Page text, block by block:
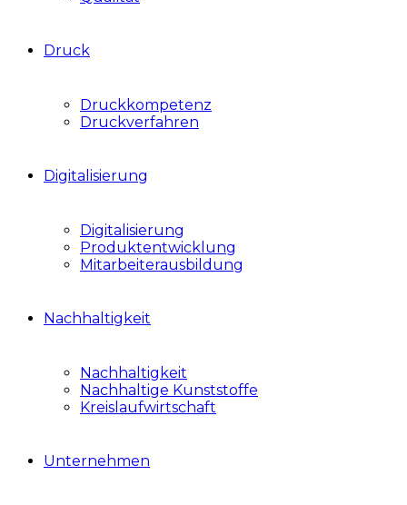
Druck
Druckkompetenz
Druckverfahren
Digitalisierung
Digitalisierung
Produktentwicklung
Mitarbeiterausbildung
Nachhaltigkeit
Nachhaltigkeit
Nachhaltige Kunststoffe
Kreislaufwirtschaft
Unternehmen